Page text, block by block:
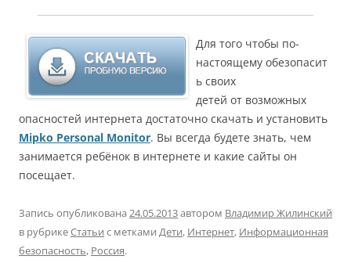
Для того чтобы по-
настоящему обезопасит
ь своих
детей от возможных
опасностей интернета достаточно скачать и установить
Mipko Personal Monitor. Вы всегда будете знать, чем
занимается ребёнок в интернете и какие сайты он
посещает.
Запись опубликована 24.05.2013автором Владимир Жилинский
в рубрикеСтатьи с метками Дети, Интернет, Информационная
безопасность, Россия.